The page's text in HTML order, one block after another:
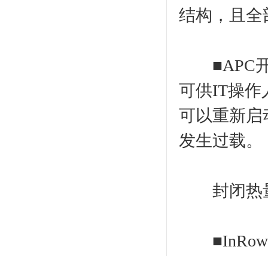
结构，且全
■APC开
可供IT操作
可以重新启
发生过载。
封闭热量